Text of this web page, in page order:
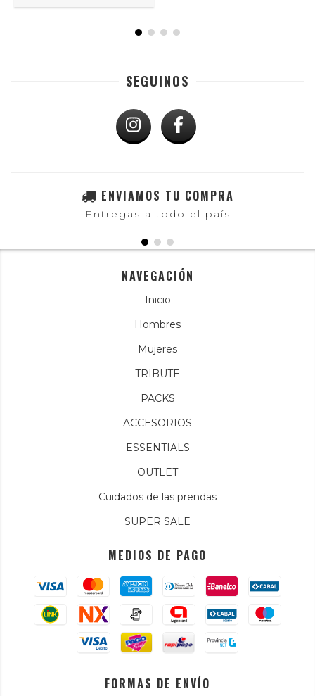
SEGUINOS
ENVIAMOS TU COMPRA
Entregas a todo el país
NAVEGACIÓN
Inicio
Hombres
Mujeres
TRIBUTE
PACKS
ACCESORIOS
ESSENTIALS
OUTLET
Cuidados de las prendas
SUPER SALE
MEDIOS DE PAGO
FORMAS DE ENVÍO